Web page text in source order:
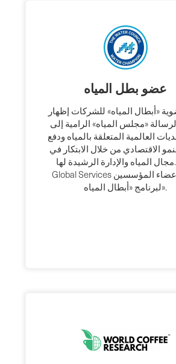
عضو بطل المياه
«أبطال المياه» للشركات إظهار
«مجلس المياه» الرامية إلى
العالمية المتعلقة بالمياه ودفع
الاقتصادي من خلال الابتكار في
مجال المياه والإدارة الرشيدة لها. SCS
Global Services أحد الأعضاء المؤسسين
لبرنامج «أبطال المياه».